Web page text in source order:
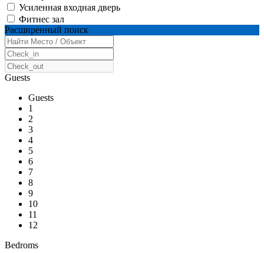
Усиленная входная дверь
Фитнес зал
Расширенный поиск
Guests
Guests
1
2
3
4
5
6
7
8
9
10
11
12
Bedroms